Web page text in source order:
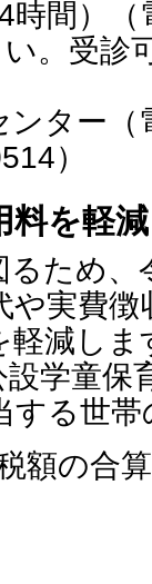
時間）
。受診
ンター
）
料を軽減
ため、
や実費
軽減しま
設学童
する世帯
額の合